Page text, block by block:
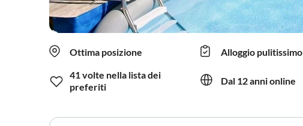
Ottima posizione Alloggio pulitissimo
41 volte nella lista dei
preferiti
Dal 12 anni online